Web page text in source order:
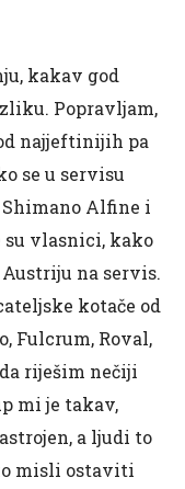
kakav god
Popravljam,
najjeftinijih pa
se u servisu
Alfine i
su vlasnici, kako
na servis.
kotače od
Fulcrum, Roval,
riješim nečiji
mi je takav,
a ljudi to
misli ostaviti